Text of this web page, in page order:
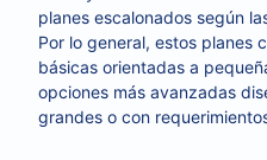
planes escalonados según
Por lo general, estos planes
básicas orientadas a
opciones más avanzadas
grandes o con